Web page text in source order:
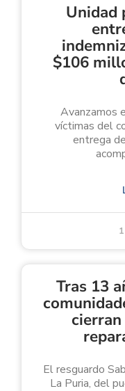
Unidad
$106
Avanzamos
víctimas del
entrega
Tras 13
cierran
El resguardo
La Puria, del